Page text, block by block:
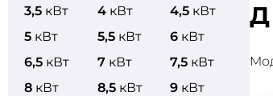
3,5 кВт 4 кВт 4,5 кВт
5 кВт 5,5 кВт 6 кВт
6,5 кВт 7 кВт 7,5 кВт
8 кВт 8,5 кВт 9 кВт